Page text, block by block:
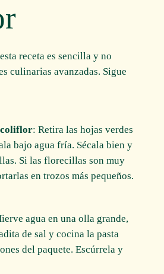
receta es sencilla y no
culinarias avanzadas. Sigue
: Retira las hojas verdes
bajo agua fría. Sécala bien y
Si las florecillas son muy
en trozos más pequeños.
agua en una olla grande,
de sal y cocina la pasta
del paquete. Escúrrela y